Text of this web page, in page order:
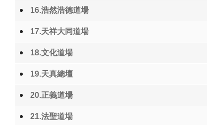
16.浩然浩德道場
17.天祥大同道場
18.文化道場
19.天真總壇
20.正義道場
21.法聖道場